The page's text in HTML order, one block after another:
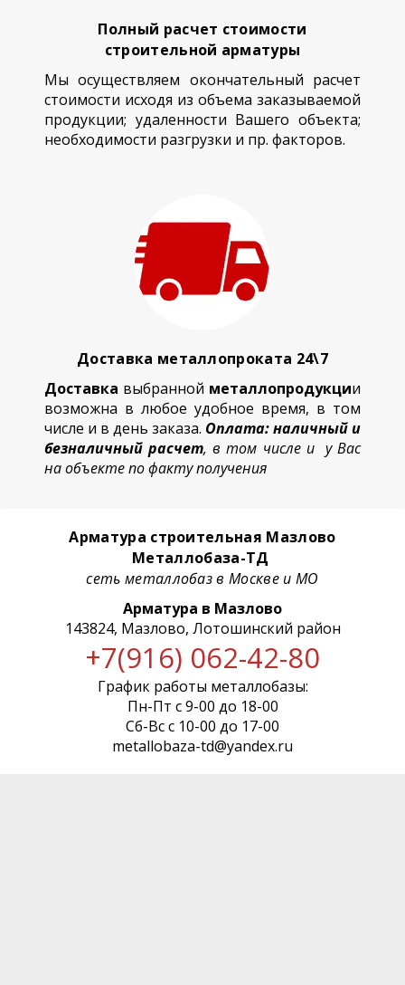
Полный расчет стоимости
строительной арматуры
Мы осуществляем окончательный расчет
стоимости исходя из объема заказываемой
продукции; удаленности Вашего объекта;
необходимости разгрузки и пр. факторов.
Доставка металлопроката 24\7
Доставка выбранной металлопродукции
возможна в любое удобное время, в том
числе и в день заказа. Оплата: наличный и
безналичный расчет, в том числе и у Вас
на объекте по факту получения
Арматура строительная Мазлово
Металлобаза-ТД
сеть металлобаз в Москве и МО
Арматура в Мазлово
143824, Мазлово, Лотошинский район
+7(916) 062-42-80
График работы металлобазы:
Пн-Пт с 9-00 до 18-00
Сб-Вс с 10-00 до 17-00
metallobaza-td@yandex.ru